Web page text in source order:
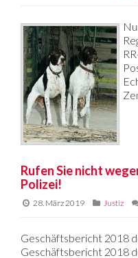
Rufen Sie nicht
Polizei!
28. März 2019 Justiz
Geschäftsbericht 2018
Geschäftsbericht 2018